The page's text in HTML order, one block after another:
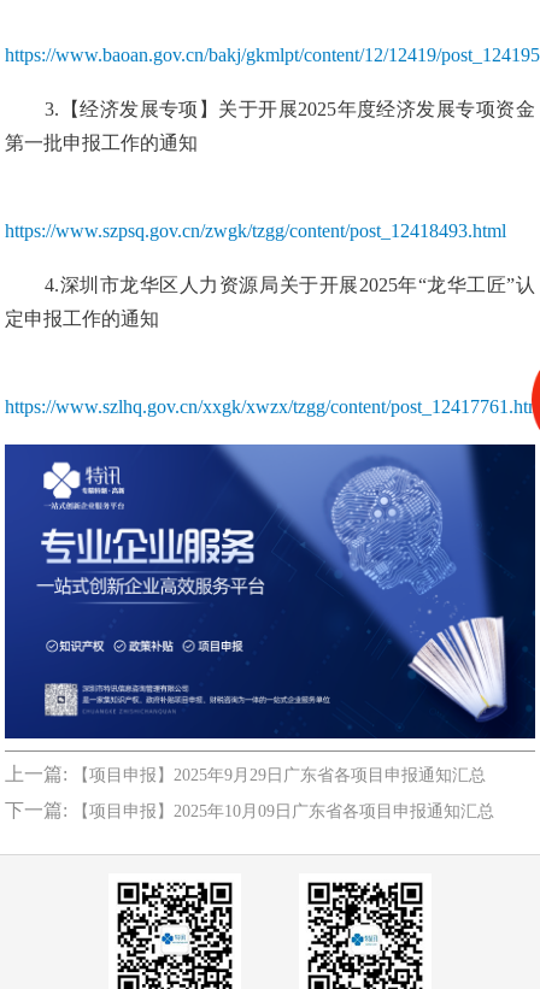
https://www.baoan.gov.cn/bakj/gkmlpt/content/12/12419/
3.【经济发展专项】关于开展2025年度经济发展专项资金
第一批申报工作的通知
https://www.szpsq.gov.cn/zwgk/tzgg/content/post_12418493.html
4.深圳市龙华区人力资源局关于开展2025年“龙华工匠”认
定申报工作的通知
https://www.szlhq.gov.cn/xxgk/xwzx/tzgg/content/
上一篇: 【项目申报】2025年9月29日广东省各项目申报通知汇总
下一篇: 【项目申报】2025年10月09日广东省各项目申报通知汇总